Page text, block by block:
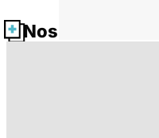
Nos fiches santé